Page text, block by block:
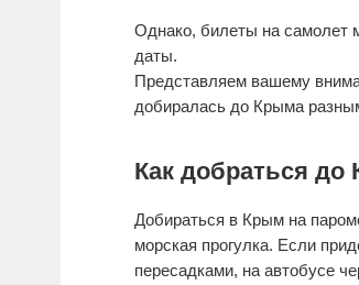
Однако, билеты на самолет
даты.
Представляем вашему
добиралась до Крыма
Как добраться
Добираться в Крым на
морская прогулка. Если
пересадками, на автобусе